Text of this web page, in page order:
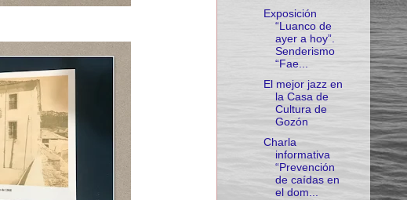
Exposición
“Luanco de
ayer a hoy”.
Senderismo
“Fae...
El mejor jazz en
la Casa de
Cultura de
Gozón
Charla
informativa
“Prevención
de caídas en
el dom...